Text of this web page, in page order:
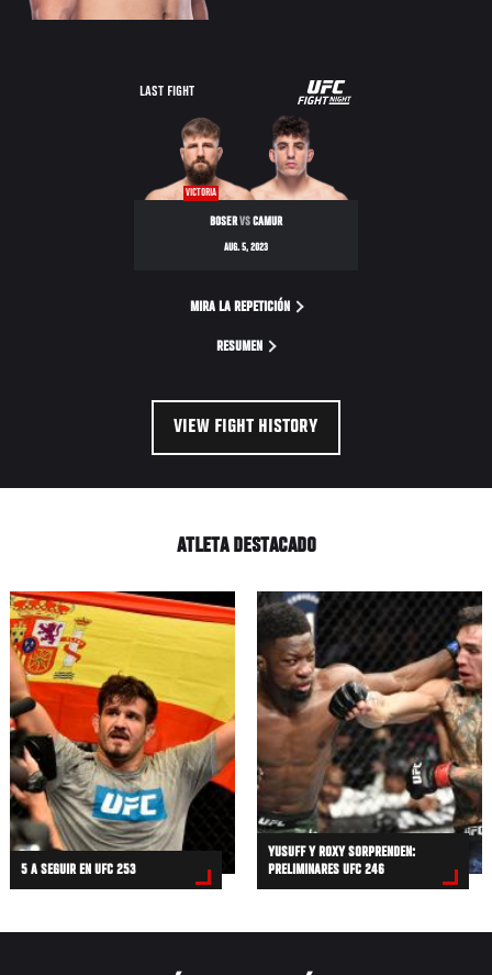
LAST FIGHT
UFC
FIGHT
NIGHT
VICTORIA
BOSERVSCAMUR
AUG. 5, 2023
MIRA LA REPETICIÓN
RESUMEN
VIEW FIGHT HISTORY
ATLETA DESTACADO
5 A SEGUIR EN UFC 253
YUSUFF Y ROXY SORPRENDEN:
PRELIMINARES UFC 246